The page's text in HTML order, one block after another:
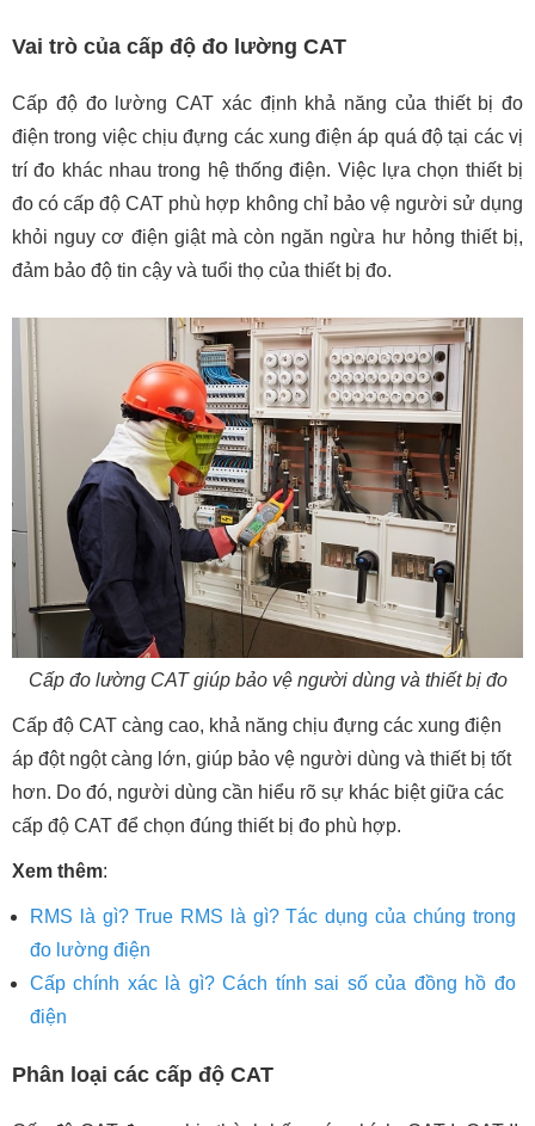
Vai trò của cấp độ đo lường CAT
Cấp độ đo lường CAT xác định khả năng của thiết bị đo
điện trong việc chịu đựng các xung điện áp quá độ tại các vị
trí đo khác nhau trong hệ thống điện. Việc lựa chọn thiết bị
đo có cấp độ CAT phù hợp không chỉ bảo vệ người sử dụng
khỏi nguy cơ điện giật mà còn ngăn ngừa hư hỏng thiết bị,
đảm bảo độ tin cậy và tuổi thọ của thiết bị đo.
Cấp đo lường CAT giúp bảo vệ người dùng và thiết bị đo
Cấp độ CAT càng cao, khả năng chịu đựng các xung điện
áp đột ngột càng lớn, giúp bảo vệ người dùng và thiết bị tốt
hơn. Do đó, người dùng cần hiểu rõ sự khác biệt giữa các
cấp độ CAT để chọn đúng thiết bị đo phù hợp.
Xem thêm:
RMS là gì? True RMS là gì? Tác dụng của chúng trong
đo lường điện
Cấp chính xác là gì? Cách tính sai số của đồng hồ đo
điện
Phân loại các cấp độ CAT